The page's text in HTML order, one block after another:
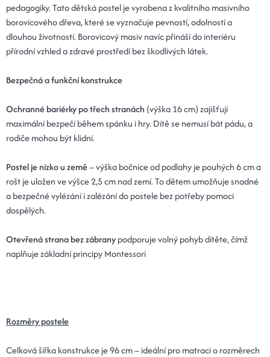
pedagogiky. Tato dětská postel je vyrobena z kvalitního masivního
borovicového dřeva, které se vyznačuje pevností, odolností a
dlouhou životností. Borovicový masiv navíc přináší do interiéru
přírodní vzhled a zdravé prostředí bez škodlivých látek.
Bezpečná a funkční konstrukce
Ochranné bariérky po třech stranách(výška 16 cm) zajišťují
maximální bezpečí během spánku i hry. Dítě se nemusí bát pádu, a
rodiče mohou být klidní.
Postel je nízko u země– výška bočnice od podlahy je pouhých 6 cm a
rošt je uložen ve výšce 2,5 cm nad zemí. To dětem umožňuje snadné
a bezpečné vylézání i zalézání do postele bez potřeby pomoci
dospělých.
Otevřená strana bez zábranypodporuje volný pohyb dítěte, čímž
naplňuje základní principy Montessori
Rozměry postele
Celková šířka konstrukce je 96 cm – ideální pro matraci o rozměrech